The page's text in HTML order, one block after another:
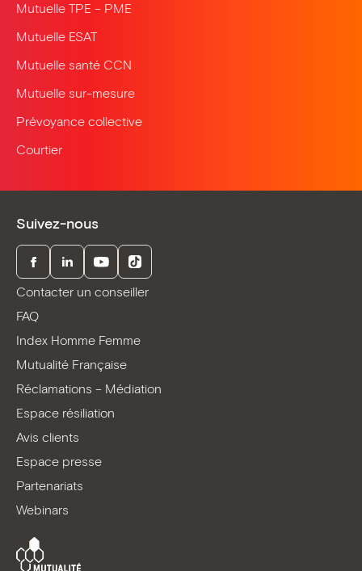
Mutuelle TPE – PME
Mutuelle ESAT
Mutuelle santé CCN
Mutuelle sur-mesure
Prévoyance collective
Courtier
Suivez-nous
FacebookLinkedInYoutubeTikTok
Contacter un conseiller
FAQ
Index Homme Femme
Mutualité Française
Réclamations – Médiation
Espace résiliation
Avis clients
Espace presse
Partenariats
Webinars